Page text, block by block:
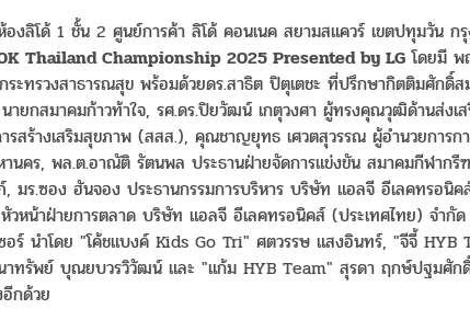
ลิโด้ 1 ชั้น 2 ศูนย์การค้า ลิโด้ คอนเนค สยามสแควร์ เขตปทุมวัน กรุ
Thailand Championship 2025 Presented by LG โดยมี
ทรวงสาธารณสุข พร้อมด้วยดร.สาธิต ปิตุเตชะ ที่ปรึกษากิตติมศักดิ์ส
ยกสมาคมก้าวท้าใจ, รศ.ดร.ปิยวัฒน์ เกตุวงศา ผู้ทรงคุณวุฒิด้านส่งเ
สร้างเสริมสุขภาพ (สสส.), คุณชาญยุทธ เศวตสุวรรณ ผู้อำนวยการก
านคร, พล.ต.อาณัติ รัตนพล ประธานฝ่ายจัดการแข่งขัน สมาคมกีฬากรี
, มร.ซอง ฮันจอง ประธานกรรมการบริหาร บริษัท แอลจี อีเลคทรอนิค
หน้าฝ่ายการตลาด บริษัท แอลจี อีเลคทรอนิคส์ (ประเทศไทย) จำกัด
อร์ นำโดย "โค้ชแบงค์ Kids Go Tri" ศตวรรษ แสงอินทร์, "จีจี้ HYB
าทรัพย์ บุณยบวรวิวัฒน์ และ "แก้ม HYB Team" สุรดา ฤกษ์ปฐมศัก
กด้วย